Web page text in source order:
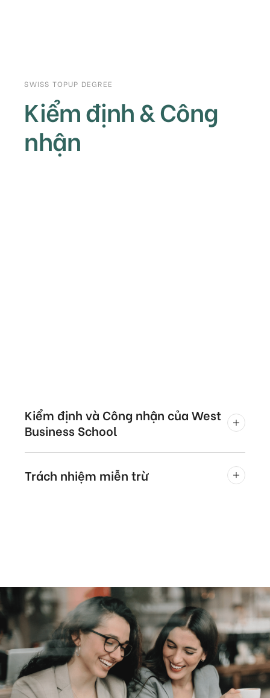
SWISS TOPUP DEGREE
Kiểm định & Công
nhận
Kiểm định và Công nhận của West
Business School
Trách nhiệm miễn trừ